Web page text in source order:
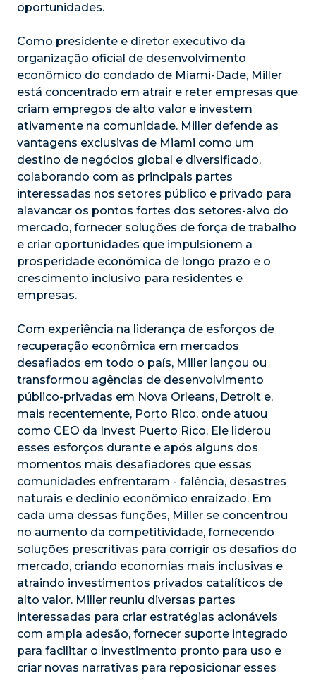
oportunidades.
Como presidente e diretor executivo da
organização oficial de desenvolvimento
econômico do condado de Miami-Dade, Miller
está concentrado em atrair e reter empresas que
criam empregos de alto valor e investem
ativamente na comunidade. Miller defende as
vantagens exclusivas de Miami como um
destino de negócios global e diversificado,
colaborando com as principais partes
interessadas nos setores público e privado para
alavancar os pontos fortes dos setores-alvo do
mercado, fornecer soluções de força de trabalho
e criar oportunidades que impulsionem a
prosperidade econômica de longo prazo e o
crescimento inclusivo para residentes e
empresas.
Com experiência na liderança de esforços de
recuperação econômica em mercados
desafiados em todo o país, Miller lançou ou
transformou agências de desenvolvimento
público-privadas em Nova Orleans, Detroit e,
mais recentemente, Porto Rico, onde atuou
como CEO da Invest Puerto Rico. Ele liderou
esses esforços durante e após alguns dos
momentos mais desafiadores que essas
comunidades enfrentaram - falência, desastres
naturais e declínio econômico enraizado. Em
cada uma dessas funções, Miller se concentrou
no aumento da competitividade, fornecendo
soluções prescritivas para corrigir os desafios do
mercado, criando economias mais inclusivas e
atraindo investimentos privados catalíticos de
alto valor. Miller reuniu diversas partes
interessadas para criar estratégias acionáveis
com ampla adesão, fornecer suporte integrado
para facilitar o investimento pronto para uso e
criar novas narrativas para reposicionar esses